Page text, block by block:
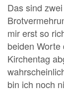
Das sind
mir erst so
beiden
Kirchentag
bin ich noch